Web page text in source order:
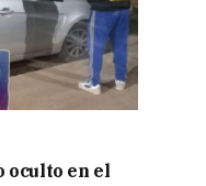
oculto en el